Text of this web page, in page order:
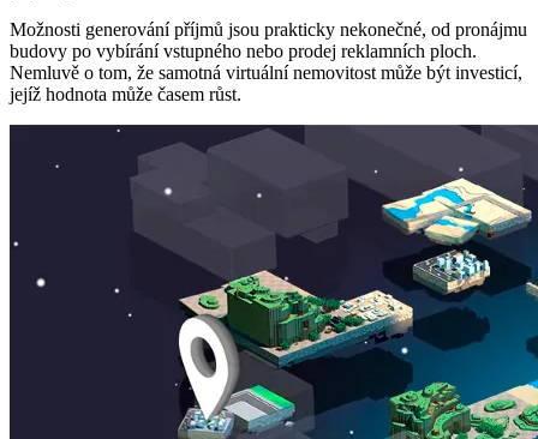
Možnosti generování příjmů jsou prakticky nekonečné, od pronájmu
budovy po vybírání vstupného nebo prodej reklamních ploch.
Nemluvě o tom, že samotná virtuální nemovitost může být investicí,
jejíž hodnota může časem růst.